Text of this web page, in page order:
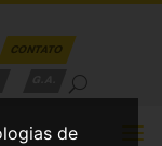
de
CONTATO